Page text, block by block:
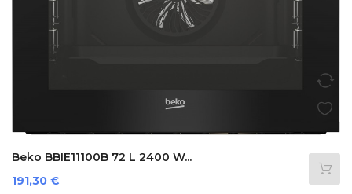
Beko BBIE11100B 72 L 2400 W...
Prezzo
191,30 €